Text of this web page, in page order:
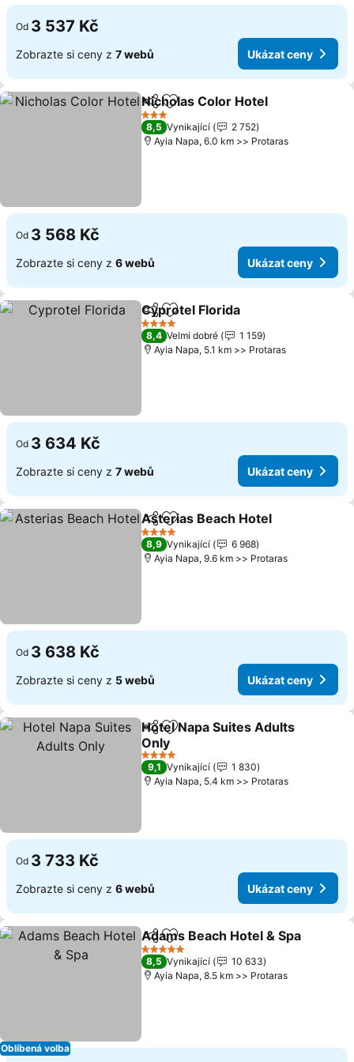
Od 3 537 Kč
Zobrazte si ceny z 7 webů Ukázat ceny
SdíletPřidat na seznam oblíbených
Nicholas Color Hotel
3 Počet hvězdiček
8,5 Vynikající
2 752
Ayia Napa, 6.0 km >> Protaras
Od 3 568 Kč
Zobrazte si ceny z 6 webů Ukázat ceny
SdíletPřidat na seznam oblíbených
Cyprotel Florida
4 Počet hvězdiček
8,4 Velmi dobré
1 159
Ayia Napa, 5.1 km >> Protaras
Od 3 634 Kč
Zobrazte si ceny z 7 webů Ukázat ceny
SdíletPřidat na seznam oblíbených
Asterias Beach Hotel
4 Počet hvězdiček
8,9 Vynikající
6 968
Ayia Napa, 9.6 km >> Protaras
Od 3 638 Kč
Zobrazte si ceny z 5 webů Ukázat ceny
SdíletPřidat na seznam oblíbených
Hotel Napa Suites Adults
Only
Ukázat ceny
4 Počet hvězdiček
9,1 Vynikající
1 830
Ayia Napa, 5.4 km >> Protaras
Od 3 733 Kč
Zobrazte si ceny z 6 webů Ukázat ceny
Oblíbená volba
SdíletPřidat na seznam oblíbených
Adams Beach Hotel & Spa
5 Počet hvězdiček
8,5 Vynikající
10 633
Ayia Napa, 8.5 km >> Protaras